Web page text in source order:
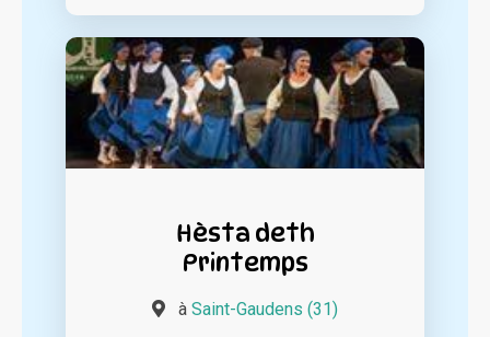
Hèsta deth
Printemps
à Saint-Gaudens (31)